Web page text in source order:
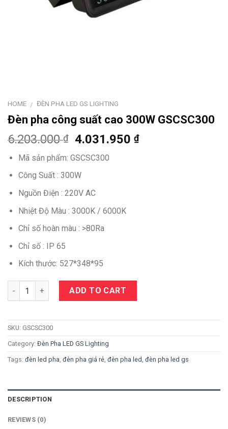
HOME / ĐÈN PHA LED GS LIGHTING
Đèn pha công suất cao 300W GSCSC300
6.203.000₫ 4.031.950₫
Mã sản phẩm: GSCSC300
Công Suất : 300W
Nguồn Điện : 220V AC
Nhiệt Độ Màu : 3000K / 6000K
Chỉ số hoàn màu : >80Ra
Chỉ số : IP 65
Kích thước: 527*348*95
Quantity ADD TO CART
SKU: GSCSC300
Category: Đèn Pha LED GS Lighting
Tags: đèn led pha, đèn pha giá rẻ, đèn pha led, đèn pha led gs
DESCRIPTION
REVIEWS (0)